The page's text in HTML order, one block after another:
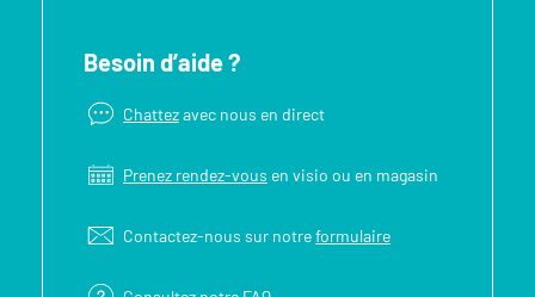
Besoin d’aide ?
Chattezavec nous en direct
Prenez rendez-vous en visio ou en magasin
Contactez-nous sur notreformulaire